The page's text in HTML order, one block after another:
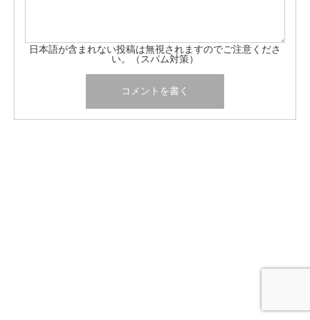
日本語が含まれない投稿は無視されますのでご注意くださ
い。（スパム対策）